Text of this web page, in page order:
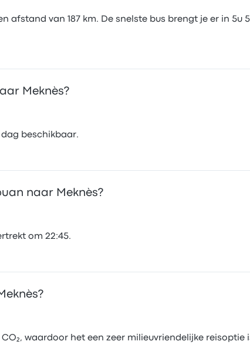
afstand van 187 km. De snelste bus brengt je er in 5u
Meknès?
beschikbaar.
naar Meknès?
om 22:45.
waardoor het een zeer milieuvriendelijke reisoptie